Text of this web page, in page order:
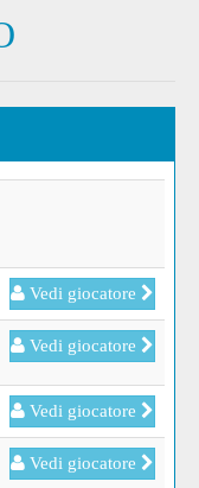
Vedi giocatore
Vedi giocatore
Vedi giocatore
Vedi giocatore